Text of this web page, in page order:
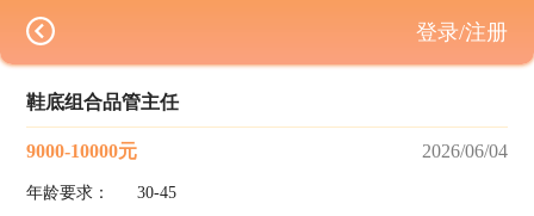
鞋底组合品管主任
9000-10000元 2026/06/04
年龄要求：
30-45
登录/注册